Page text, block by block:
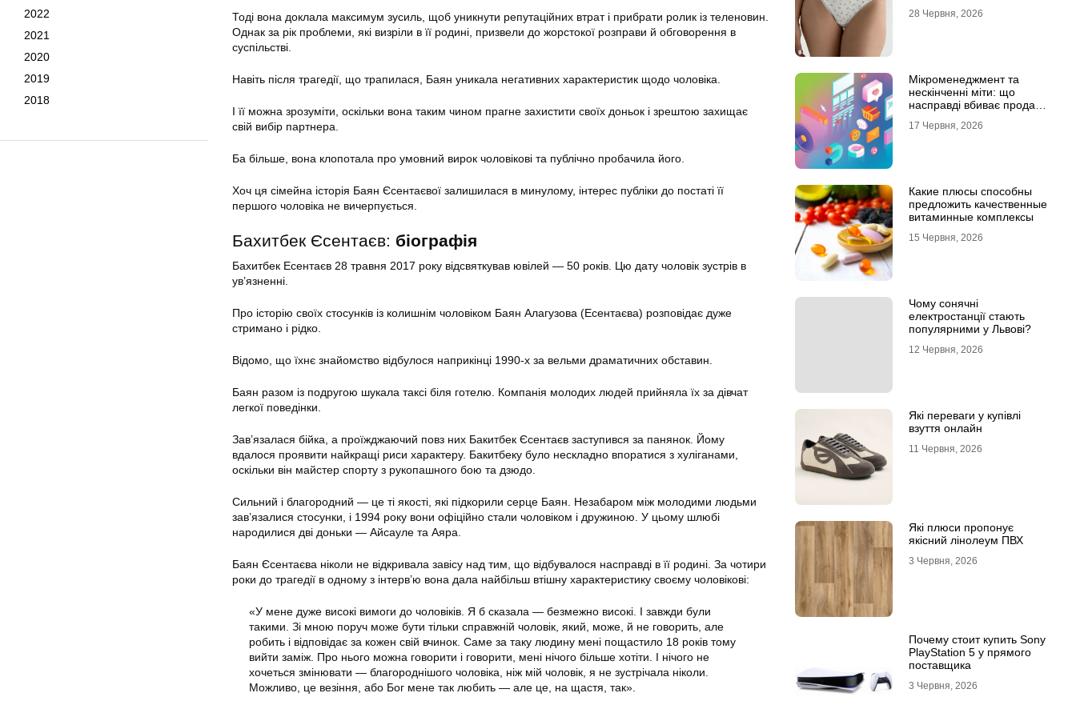
2022
2021
2020
2019
2018
Тоді вона доклала максимум зусиль, щоб уникнути репутаційних втрат і прибрати ролик із теленовин.
Однак за рік проблеми, які визріли в її родині, призвели до жорстокої розправи й обговорення в
суспільстві.
Навіть після трагедії, що трапилася, Баян уникала негативних характеристик щодо чоловіка.
І її можна зрозуміти, оскільки вона таким чином прагне захистити своїх доньок і зрештою захищає
свій вибір партнера.
Ба більше, вона клопотала про умовний вирок чоловікові та публічно пробачила його.
Хоч ця сімейна історія Баян Єсентаєвої залишилася в минулому, інтерес публіки до постаті її
першого чоловіка не вичерпується.
Бахитбек Єсентаєв: біографія
Бахитбек Есентаєв 28 травня 2017 року відсвяткував ювілей — 50 років. Цю дату чоловік зустрів в
ув’язненні.
Про історію своїх стосунків із колишнім чоловіком Баян Алагузова (Есентаєва) розповідає дуже
стримано і рідко.
Відомо, що їхнє знайомство відбулося наприкінці 1990-х за вельми драматичних обставин.
Баян разом із подругою шукала таксі біля готелю. Компанія молодих людей прийняла їх за дівчат
легкої поведінки.
Зав’язалася бійка, а проїжджаючий повз них Бакитбек Єсентаєв заступився за панянок. Йому
вдалося проявити найкращі риси характеру. Бакитбеку було нескладно впоратися з хуліганами,
оскільки він майстер спорту з рукопашного бою та дзюдо.
Сильний і благородний — це ті якості, які підкорили серце Баян. Незабаром між молодими людьми
зав’язалися стосунки, і 1994 року вони офіційно стали чоловіком і дружиною. У цьому шлюбі
народилися дві доньки — Айсауле та Аяра.
Баян Єсентаєва ніколи не відкривала завісу над тим, що відбувалося насправді в її родині. За чотири
роки до трагедії в одному з інтерв’ю вона дала найбільш втішну характеристику своєму чоловікові:
«У мене дуже високі вимоги до чоловіків. Я б сказала — безмежно високі. І завжди були
такими. Зі мною поруч може бути тільки справжній чоловік, який, може, й не говорить, але
робить і відповідає за кожен свій вчинок. Саме за таку людину мені пощастило 18 років тому
вийти заміж. Про нього можна говорити і говорити, мені нічого більше хотіти. І нічого не
хочеться змінювати — благороднішого чоловіка, ніж мій чоловік, я не зустрічала ніколи.
Можливо, це везіння, або Бог мене так любить — але це, на щастя, так».
28 Червня, 2026
Мікроменеджмент та
нескінченні міти: що
насправді вбиває продажі
17 Червня, 2026
Какие плюсы способны
предложить качественные
витаминные комплексы
15 Червня, 2026
Чому сонячні
електростанції стають
популярними у Львові?
12 Червня, 2026
Які переваги у купівлі
взуття онлайн
11 Червня, 2026
Які плюси пропонує
якісний лінолеум ПВХ
3 Червня, 2026
Почему стоит купить Sony
PlayStation 5 у прямого
поставщика
3 Червня, 2026